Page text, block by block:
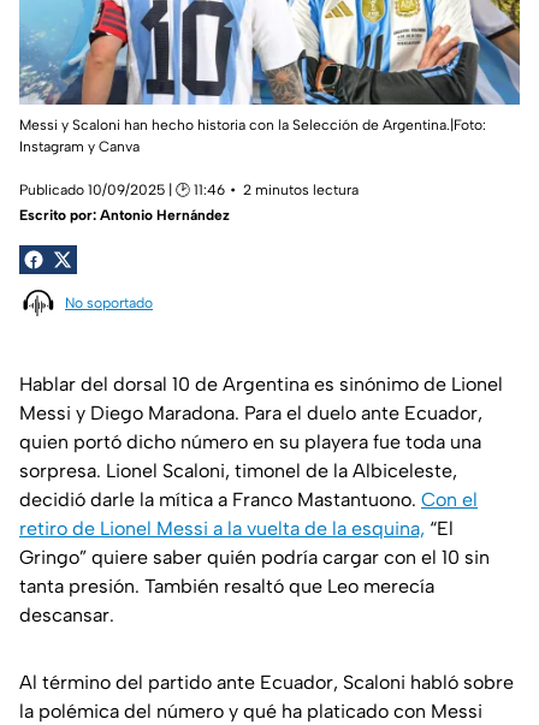
Messi y Scaloni han hecho historia con la Selección de Argentina.|Foto:
Instagram y Canva
Publicado 10/09/2025 | 🕑 11:46
2 minutos lectura
Escrito por: Antonio Hernández
No soportado
Hablar del dorsal 10 de Argentina es sinónimo de Lionel
Messi y Diego Maradona. Para el duelo ante Ecuador,
quien portó dicho número en su playera fue toda una
sorpresa. Lionel Scaloni, timonel de la Albiceleste,
decidió darle la mítica a Franco Mastantuono. Con el
retiro de Lionel Messi a la vuelta de la esquina, “El
Gringo” quiere saber quién podría cargar con el 10 sin
tanta presión. También resaltó que Leo merecía
descansar.
Al término del partido ante Ecuador, Scaloni habló sobre
la polémica del número y qué ha platicado con Messi